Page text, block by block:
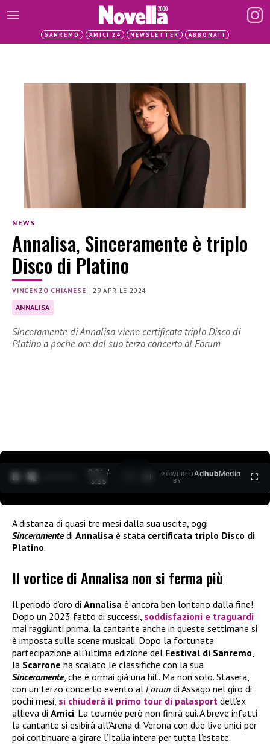
SANREMO AMICI 24 NEWSLETTER ABBONATI
NEWS
Annalisa, Sinceramente è triplo
Disco di Platino
VINCENZO CHIANESE |29 APRILE 2024
ANNALISA
Sinceramente di Annalisa viene certificata triplo Disco di
Platino a poche ore dal suo terzo concerto al Forum
0:22 /
3:35
POWERED
BY
AdhubMedia
A distanza di quasi tre mesi dalla sua uscita, oggi
Sinceramentedi Annalisa è stata certificata triplo Disco di
Platino.
Il vortice di Annalisa non si ferma più
Il periodo d’oro di Annalisa è ancora ben lontano dalla fine!
Dopo un 2023 fatto di successi, soddisfazioni e traguardi
mai raggiunti prima, la cantante anche in queste settimane si
è imposta sulle scene musicali. Dopo la fortunata
partecipazione all’ultima edizione del Festival di Sanremo,
la Scarrone ha scalato le classifiche con la sua
Sinceramente, che è ormai già una hit. Ma non solo. Stasera,
con un terzo concerto evento al Forum di Assago nel giro di
pochi mesi, si chiuderà il primo tour di palasport dell’ex
allieva di Amici. La tournée però non finirà qui. A breve infatti
la cantante si esibirà all’Arena di Verona con due live unici per
poi continuare a girare l’Italia intera per tutta l’estate.